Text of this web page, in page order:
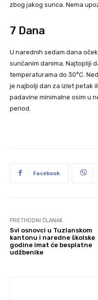
zbog jakog sunca. Nema
7 Dana
U narednih sedam dana
sunčanim danima. Najtopliji
temperaturama do 30°C.
je najbolji dan za izlet petak
padavine minimalne osim u
period.
Facebook
PRETHODNI ČLANAK
Svi osnovci u Tuzlanskom
kantonu i naredne školske
godine imat će besplatne
udžbenike